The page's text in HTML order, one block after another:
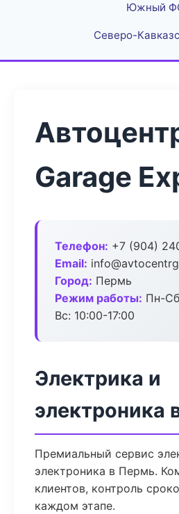
Южный
Северо-
Garage
Телефон: +7 (904)
Email:
Город: Пермь
Режим работы: Пн-
Вс: 10:00-17:00
Электрика и
электроника
Премиальный сервис
электроника в Пермь.
клиентов, контроль
каждом этапе.